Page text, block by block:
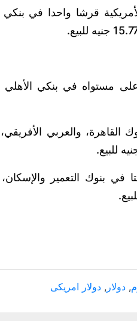
قرشا واحدا في
, دولار , دولار امريكى